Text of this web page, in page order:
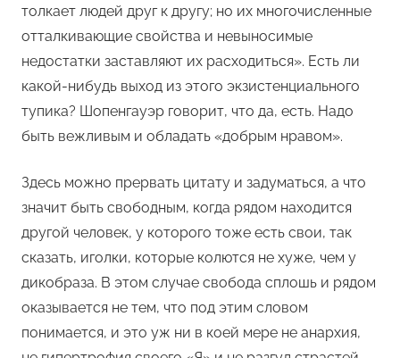
толкает людей друг к другу; но их многочисленные
отталкивающие свойства и невыносимые
недостатки заставляют их расходиться». Есть ли
какой-нибудь выход из этого экзистенциального
тупика? Шопенгауэр говорит, что да, есть. Надо
быть вежливым и обладать «добрым нравом».
Здесь можно прервать цитату и задуматься, а что
значит быть свободным, когда рядом находится
другой человек, у которого тоже есть свои, так
сказать, иголки, которые колются не хуже, чем у
дикобраза. В этом случае свобода сплошь и рядом
оказывается не тем, что под этим словом
понимается, и это уж ни в коей мере не анархия,